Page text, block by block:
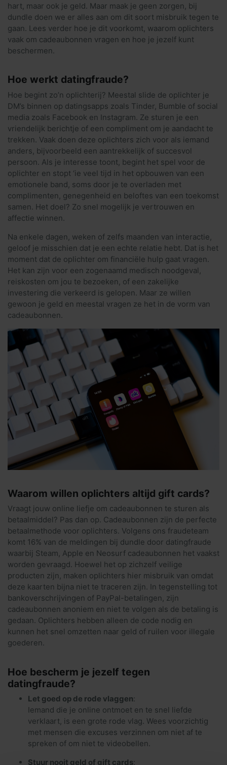
hart, maar ook je geld. Maar maak je geen zorgen, bij
dundle doen we er alles aan om dit soort misbruik tegen te
gaan. Lees verder hoe je dit voorkomt, waarom oplichters
vaak om cadeaubonnen vragen en hoe je jezelf kunt
beschermen.
Hoe werkt datingfraude?
Hoe begint zo’n oplichterij? Meestal slide de oplichter je
DM’s binnen op datingsapps zoals Tinder, Bumble of social
media zoals Facebook en Instagram. Ze sturen je een
vriendelijk berichtje of een compliment om je aandacht te
trekken. Vaak doen deze oplichters zich voor als iemand
anders, bijvoorbeeld een aantrekkelijk of succesvol
persoon. Als je interesse toont, begint het spel voor de
oplichter en stopt ‘ie veel tijd in het opbouwen van een
emotionele band, soms door je te overladen met
complimenten, genegenheid en beloftes van een toekomst
samen. Het doel? Zo snel mogelijk je vertrouwen en
affectie winnen.
Na enkele dagen, weken of zelfs maanden van interactie,
geloof je misschien dat je een echte relatie hebt. Dat is het
moment dat de oplichter om financiële hulp gaat vragen.
Het kan zijn voor een zogenaamd medisch noodgeval,
reiskosten om jou te bezoeken, of een zakelijke
investering die verkeerd is gelopen. Maar ze willen
gewoon je geld en meestal vragen ze het in de vorm van
cadeaubonnen.
Waarom willen oplichters altijd gift cards?
Vraagt jouw online liefje om cadeaubonnen te sturen als
betaalmiddel? Pas dan op. Cadeaubonnen zijn de perfecte
betaalmethode voor oplichters. Volgens ons fraudeteam
komt 16% van de meldingen bij dundle door datingfraude
waarbij Steam, Apple en Neosurf cadeaubonnen het vaakst
worden gevraagd. Hoewel het op zichzelf veilige
producten zijn, maken oplichters hier misbruik van omdat
deze kaarten bijna niet te traceren zijn. In tegenstelling tot
bankoverschrijvingen of PayPal-betalingen, zijn
cadeaubonnen anoniem en niet te volgen als de betaling is
gedaan. Oplichters hebben alleen de code nodig en
kunnen het snel omzetten naar geld of ruilen voor illegale
goederen.
Hoe bescherm je jezelf tegen
datingfraude?
Let goed op de rode vlaggen:
Iemand die je online ontmoet en te snel liefde
verklaart, is een grote rode vlag. Wees voorzichtig
met mensen die excuses verzinnen om niet af te
spreken of om niet te videobellen.
Stuur nooit geld of gift cards: